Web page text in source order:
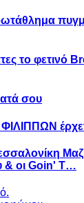
το φετινό
σου
& οι Goin' T…